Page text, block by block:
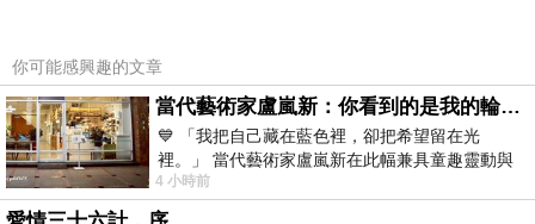
電視劇的其中之一，第一部是【水月洞天】，第二
部是【靈鏡傳奇】，看過水月洞天的簡介後，不是
很感興趣，覺得還是【靈鏡傳奇】好看。聽說有第
三部，但我不覺得能編的比第二部好，試目以待
吧！
你可能感興趣的文章
當代藝術家盧嵐新：你看到的是我的輪廓，還是你的故事？——藏在藍色裡的希望與光
💙 「我把自己藏在藍色裡，卻把希望留在光
裡。」 當代藝術家盧嵐新在此幅兼具童趣靈動與
抽象韻味的新作中，用湛藍的羽翼般色塊包覆著
4 小時前